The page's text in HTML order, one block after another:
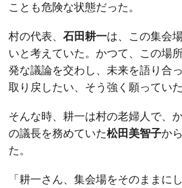
ことも危険な状態だった。
村の代表、 石田耕一は、この集会
いと考えていた。かつて、この場
発な議論を交わし、未来を語り合
取り戻したい、そう強く願っていた
そんな時、耕一は村の老婦人で、
の議長を務めていた松田美智子か
た。
「耕一さん、集会場をそのままに